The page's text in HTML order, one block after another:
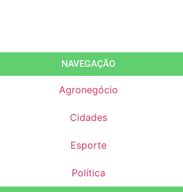
NAVEGAÇÃO
Agronegócio
Cidades
Esporte
Política